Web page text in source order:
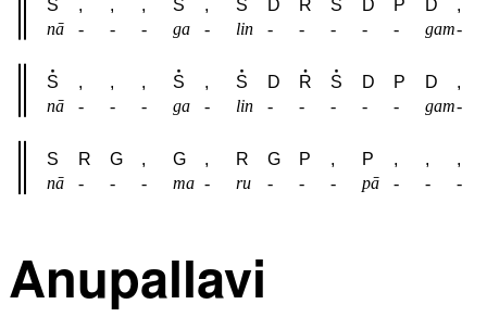
S , , , S , S D R S D P D
,
nā
- - - ga - lin - - - - - gam-
S , , , S , S D R S D P D
,
nā
- - - ga - lin - - - - - gam-
S R G , G , R G P , P , ,
,
nā
- - - ma - ru - - - pā - - -
Anupallavi